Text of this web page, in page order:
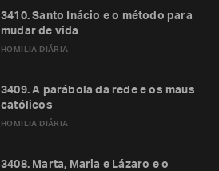
HOMILIA DIÁRIA
3410. Santo Inácio e o método para
mudar de vida
HOMILIA DIÁRIA
3409. A parábola da rede e os maus
católicos
3408. Marta, Maria e Lázaro e o